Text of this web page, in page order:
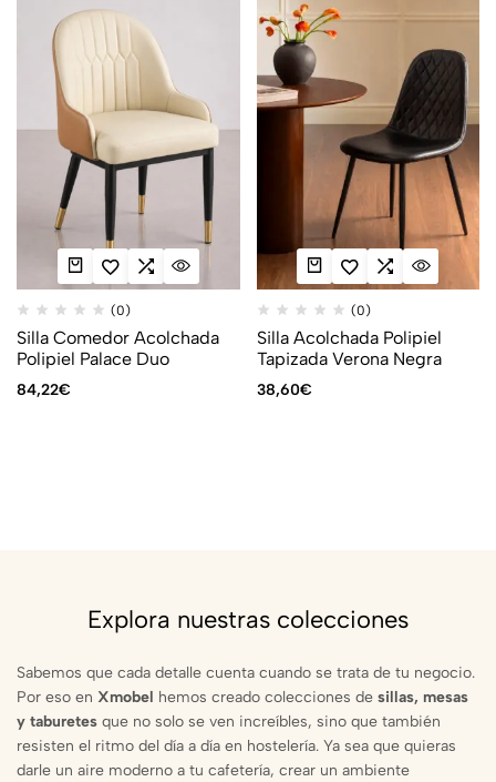
(0)
Silla Comedor Acolchada
Polipiel Palace Duo
84,22€
(0)
Silla Acolchada Polipiel
Tapizada Verona Negra
38,60€
Explora nuestras colecciones
Sabemos que cada detalle cuenta cuando se trata de tu negocio.
Por eso en Xmobel hemos creado colecciones de sillas, mesas
y taburetes que no solo se ven increíbles, sino que también
resisten el ritmo del día a día en hostelería. Ya sea que quieras
darle un aire moderno a tu cafetería, crear un ambiente